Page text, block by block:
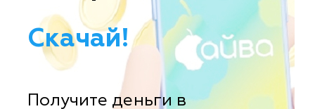
Скачай!
Получите деньги в